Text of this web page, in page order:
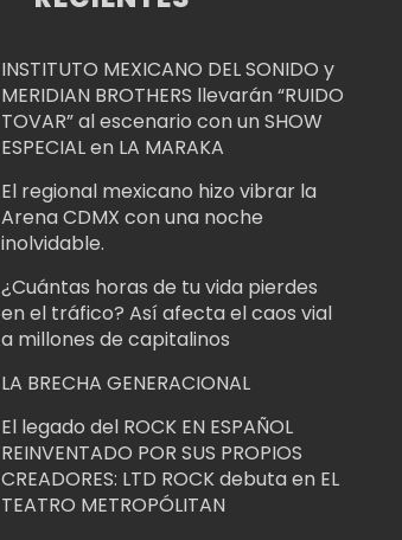
INSTITUTO MEXICANO DEL SONIDO y
MERIDIAN BROTHERS llevarán “RUIDO
TOVAR” al escenario con un SHOW
ESPECIAL en LA MARAKA
El regional mexicano hizo vibrar la
Arena CDMX con una noche
inolvidable.
¿Cuántas horas de tu vida pierdes
en el tráfico? Así afecta el caos vial
a millones de capitalinos
LA BRECHA GENERACIONAL
El legado del ROCK EN ESPAÑOL
REINVENTADO POR SUS PROPIOS
CREADORES: LTD ROCK debuta en EL
TEATRO METROPÓLITAN